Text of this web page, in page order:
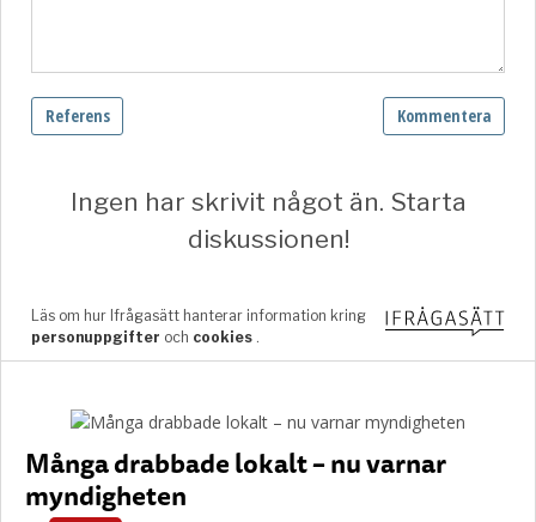
Många drabbade lokalt – nu varnar
myndigheten